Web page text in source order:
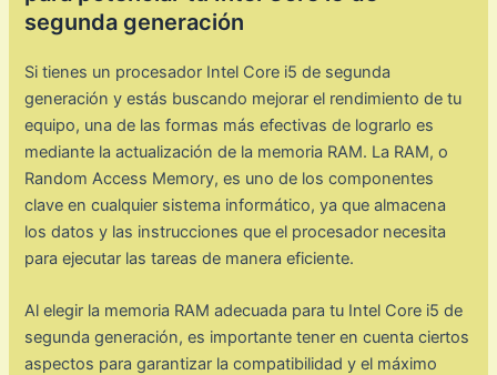
segunda generación
Si tienes un procesador Intel Core i5 de segunda
generación y estás buscando mejorar el rendimiento de tu
equipo, una de las formas más efectivas de lograrlo es
mediante la actualización de la memoria RAM. La RAM, o
Random Access Memory, es uno de los componentes
clave en cualquier sistema informático, ya que almacena
los datos y las instrucciones que el procesador necesita
para ejecutar las tareas de manera eficiente.
Al elegir la memoria RAM adecuada para tu Intel Core i5 de
segunda generación, es importante tener en cuenta ciertos
aspectos para garantizar la compatibilidad y el máximo